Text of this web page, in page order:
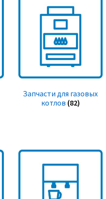
Запчасти для газовых
котлов (82)